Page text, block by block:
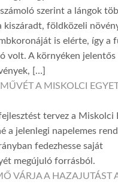
szerint a lángok
kiszáradt, földközeli
is elérte, így a
volt. A környéken jelentős
[…]
A MISKOLCI
tervez a Miskolci
a jelenlegi napelemes
fedezhesse saját
megújuló forrásból.
VÁRJA A HAZAJUTÁST